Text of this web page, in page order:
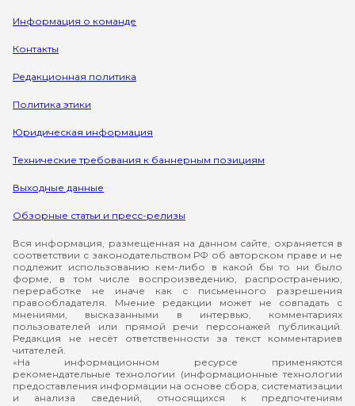
Информация о команде
Контакты
Редакционная политика
Политика этики
Юридическая информация
Технические требования к баннерным позициям
Выходные данные
Обзорные статьи и пресс-релизы
Вся информация, размещенная на данном сайте, охраняется в
соответствии с законодательством РФ об авторском праве и не
подлежит использованию кем-либо в какой бы то ни было
форме, в том числе воспроизведению, распространению,
переработке не иначе как с письменного разрешения
правообладателя. Мнение редакции может не совпадать с
мнениями, высказанными в интервью, комментариях
пользователей или прямой речи персонажей публикаций.
Редакция не несёт ответственности за текст комментариев
читателей.
«На информационном ресурсе применяются
рекомендательные технологии (информационные технологии
предоставления информации на основе сбора, систематизации
и анализа сведений, относящихся к предпочтениям